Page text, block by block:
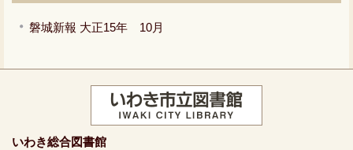
磐城新報 大正15年 10月
いわき総合図書館